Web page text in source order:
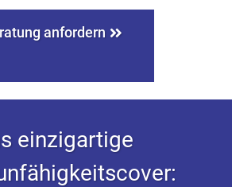
anfordern
einzigartige